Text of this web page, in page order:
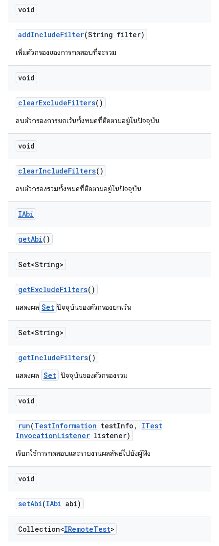
void
addIncludeFilter(String filter)
เพิ่มตัวกรองของการทดสอบที่จะรวม
void
clearExcludeFilters()
ลบตัวกรองการยกเว้นทั้งหมดที่ติดตามอยู่ในปัจจุบัน
void
clearIncludeFilters()
ลบตัวกรองรวมทั้งหมดที่ติดตามอยู่ในปัจจุบัน
IAbi
getAbi()
Set<String>
getExcludeFilters()
แสดงผล Set ปัจจุบันของตัวกรองยกเว้น
Set<String>
getIncludeFilters()
แสดงผล Set ปัจจุบันของตัวกรองรวม
void
run(TestInformation testInfo ,
ITest
InvocationListener listener)
เรียกใช้การทดสอบและรายงานผลลัพธ์ไปยังผู้ฟัง
void
setAbi(IAbi abi)
Collection<IRemoteTest>